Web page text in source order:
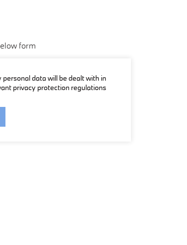
form
data will be dealt with in
privacy protection regulations